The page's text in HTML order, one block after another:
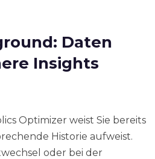
Daten
Insights
Optimizer weist Sie bereits
Historie aufweist.
oder bei der